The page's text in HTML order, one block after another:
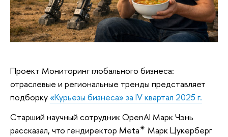
Проект Мониторинг глобального бизнеса:
отраслевые и региональные тренды представляет
подборку «Курьезы бизнеса» за IV квартал 2025 г.
Cтарший научный сотрудник OpenAI Марк Чэнь
рассказал, что гендиректор Meta✴ Марк Цукерберг